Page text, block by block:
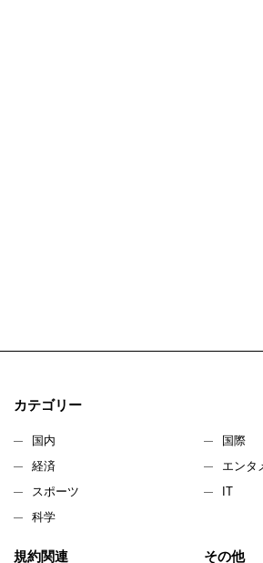
カテゴリー
国内
国際
経済
エンタ
スポーツ
IT
科学
規約関連 その他